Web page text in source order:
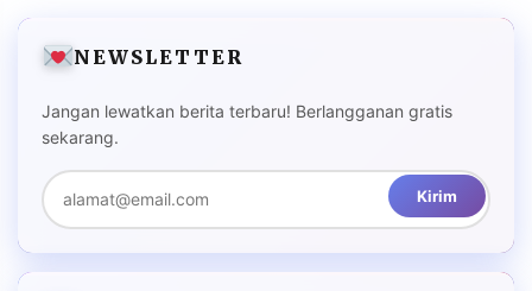
NEWSLETTER
Jangan lewatkan berita terbaru! Berlangganan gratis
sekarang.
Kirim